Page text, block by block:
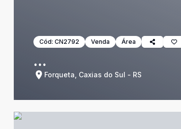
Cód: CN2792 Venda Área
...
Forqueta, Caxias do Sul - RS